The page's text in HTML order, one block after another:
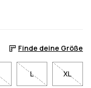
Finde deine Größe
L XL